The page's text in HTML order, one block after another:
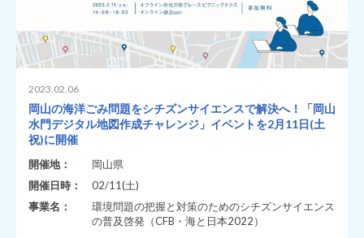
2023.02.06
岡山の海洋ごみ問題をシチズンサイエンスで解決へ！「岡山
水門デジタル地図作成チャレンジ」イベントを2月11日(土
祝)に開催
開催地：
岡山県
開催日時：
02/11(土)
事業名：
環境問題の把握と対策のためのシチズンサイエンス
の普及啓発（CFB・海と日本2022）